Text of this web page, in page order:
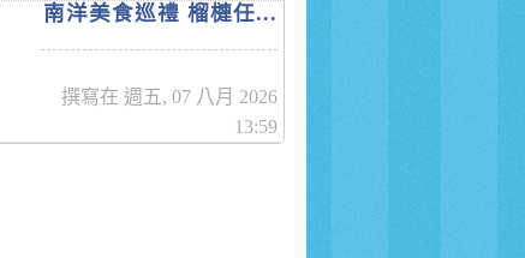
南洋美食巡禮 榴槤任...
撰寫在 週五, 07 八月 2026
13:59